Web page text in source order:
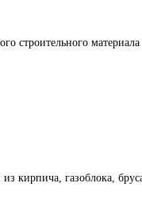
строительного материала
кирпича, газоблока,